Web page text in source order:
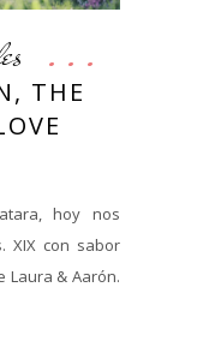
THE
hoy nos
XIX con sabor
Laura & Aarón.